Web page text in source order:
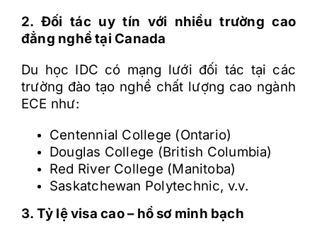
2. Đối tác uy tín với nhiều trường cao
đẳng nghề tại Canada
Du học IDC có mạng lưới đối tác tại các
trường đào tạo nghề chất lượng cao ngành
ECE như:
Centennial College (Ontario)
Douglas College (British Columbia)
Red River College (Manitoba)
Saskatchewan Polytechnic, v.v.
3. Tỷ lệ visa cao – hồ sơ minh bạch